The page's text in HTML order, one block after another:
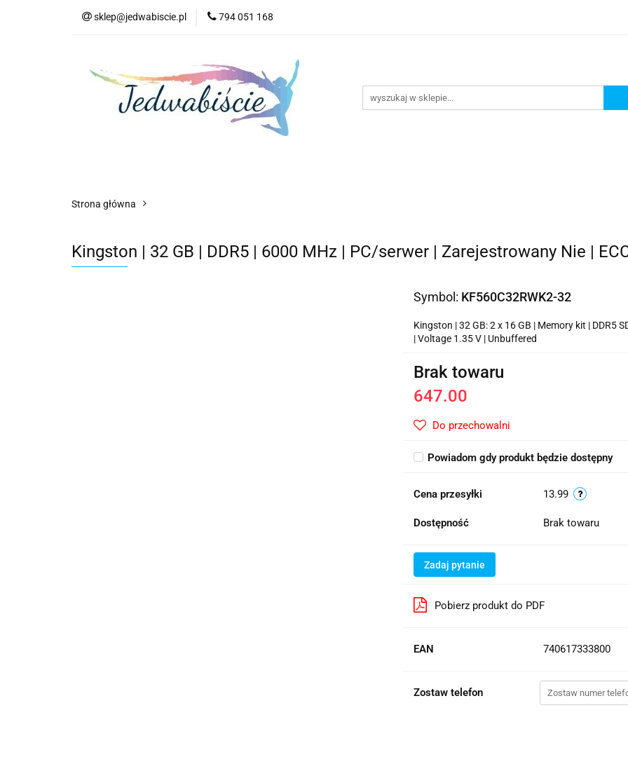
sklep@jedwabiscie.pl 794 051 168
Nowości
Strona główna
Kingston | 32 GB | DDR5 | 6000 MHz | PC/serwer | Zarejestrowany Nie |
Symbol: KF560C32RWK2-32
Kingston | 32 GB: 2 x 16 GB | Memory kit | DDR5
| Voltage 1.35 V | Unbuffered
Brak towaru
647.00
Do przechowalni
Powiadom gdy produkt będzie dostępny
Cena przesyłki 13.99
Dostępność Brak towaru
Zadaj pytanie
Pobierz produkt do PDF
EAN 740617333800
Zostaw telefon